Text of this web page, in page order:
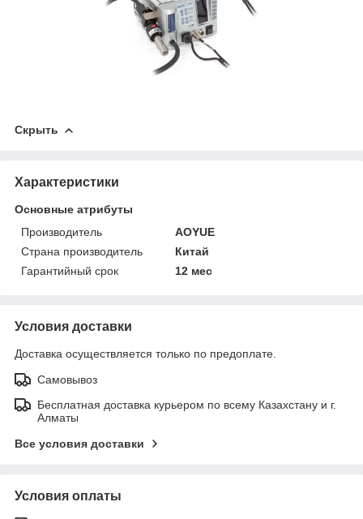
Скрыть
Характеристики
Основные атрибуты
Производитель
AOYUE
Страна производитель
Китай
Гарантийный срок
12 мес
Условия доставки
Доставка осуществляется только по предоплате.
Самовывоз
Бесплатная доставка курьером по всему Казахстану и г.
Алматы
Все условия доставки
Условия оплаты